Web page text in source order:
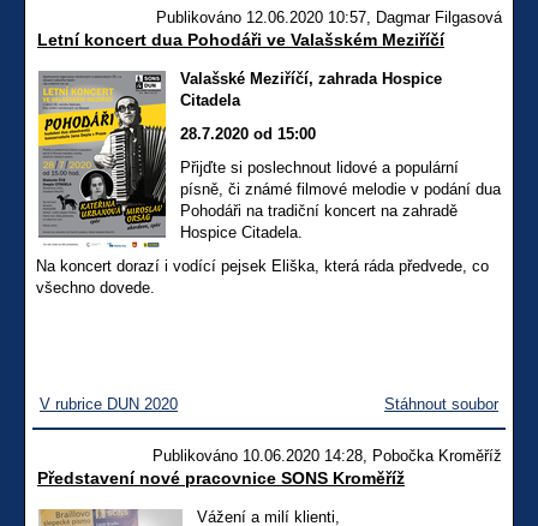
Publikováno 12.06.2020 10:57, Dagmar Filgasová
Letní koncert dua Pohodáři ve Valašském Meziříčí
Valašské Meziříčí, zahrada Hospice
Citadela
28.7.2020 od 15:00
Přijďte si poslechnout lidové a populární
písně, či známé filmové melodie v podání dua
Pohodáři na tradiční koncert na zahradě
Hospice Citadela.
Na koncert dorazí i vodící pejsek Eliška, která ráda předvede, co
všechno dovede.
V rubrice DUN 2020 Stáhnout soubor
Publikováno 10.06.2020 14:28, Pobočka Kroměříž
Představení nové pracovnice SONS Kroměříž
Vážení a milí klienti,